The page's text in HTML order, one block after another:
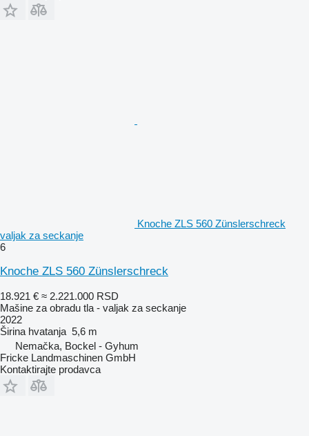
Knoche ZLS 560 Zünslerschreck
valjak za seckanje
6
Knoche ZLS 560 Zünslerschreck
18.921 € ≈ 2.221.000 RSD
Mašine za obradu tla - valjak za seckanje
2022
Širina hvatanja 5,6 m
Nemačka, Bockel - Gyhum
Fricke Landmaschinen GmbH
Kontaktirajte prodavca